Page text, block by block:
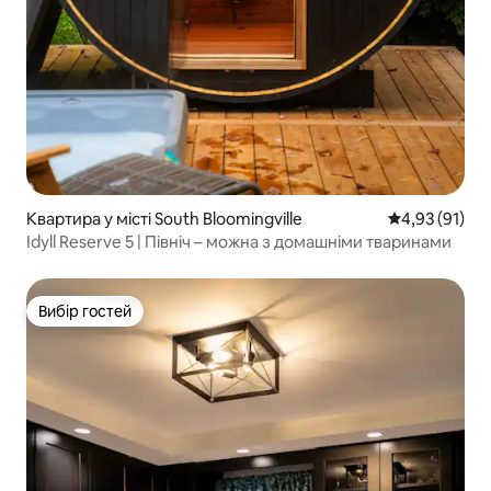
Квартира у місті South Bloomingville Середня
4,93 (91)
Idyll Reserve 5 | Північ – можна з домашніми тваринами
Вибір гостей
Вибір гостей